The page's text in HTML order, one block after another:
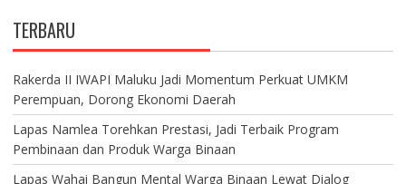
TERBARU
Rakerda II IWAPI Maluku Jadi Momentum Perkuat UMKM
Perempuan, Dorong Ekonomi Daerah
Lapas Namlea Torehkan Prestasi, Jadi Terbaik Program
Pembinaan dan Produk Warga Binaan
Lapas Wahai Bangun Mental Warga Binaan Lewat Dialog